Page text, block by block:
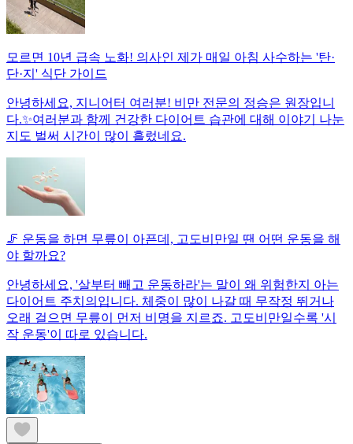
모르면 10년 급속 노화! 의사인 제가 매일 아침 사수하는 '탄·
단·지' 식단 가이드
안녕하세요, 지니어터 여러분! 비만 전문의 정승은 원장입니
다.✨여러분과 함께 건강한 다이어트 습관에 대해 이야기 나눈
지도 벌써 시간이 많이 흘렀네요.
🦵 운동을 하면 무릎이 아픈데, 고도비만일 땐 어떤 운동을 해
야 할까요?
안녕하세요, '살부터 빼고 운동하라'는 말이 왜 위험한지 아는
다이어트 주치의입니다. 체중이 많이 나갈 때 무작정 뛰거나
오래 걸으면 무릎이 먼저 비명을 지르죠. 고도비만일수록 '시
작 운동'이 따로 있습니다.